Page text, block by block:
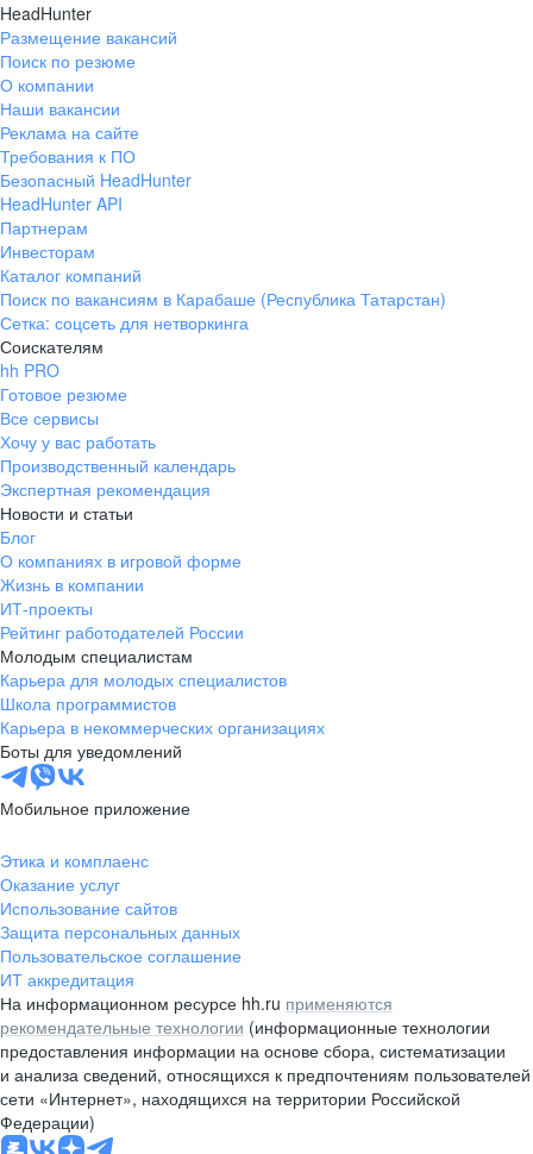
HeadHunter
Размещение вакансий
Поиск по резюме
О компании
Наши вакансии
Реклама на сайте
Требования к ПО
Безопасный HeadHunter
HeadHunter API
Партнерам
Инвесторам
Каталог компаний
Поиск по вакансиям в Карабаше (Республика Татарстан)
Сетка: соцсеть для нетворкинга
Соискателям
hh PRO
Готовое резюме
Все сервисы
Хочу у вас работать
Производственный календарь
Экспертная рекомендация
Новости и статьи
Блог
О компаниях в игровой форме
Жизнь в компании
ИТ-проекты
Рейтинг работодателей России
Молодым специалистам
Карьера для молодых специалистов
Школа программистов
Карьера в некоммерческих организациях
Боты для уведомлений
Мобильное приложение
Этика и комплаенс
Оказание услуг
Использование сайтов
Защита персональных данных
Пользовательское соглашение
ИТ аккредитация
На информационном ресурсе hh.ru применяются
рекомендательные технологии (информационные технологии
предоставления информации на основе сбора, систематизации
и анализа сведений, относящихся к предпочтениям пользователей
сети «Интернет», находящихся на территории Российской
Федерации)